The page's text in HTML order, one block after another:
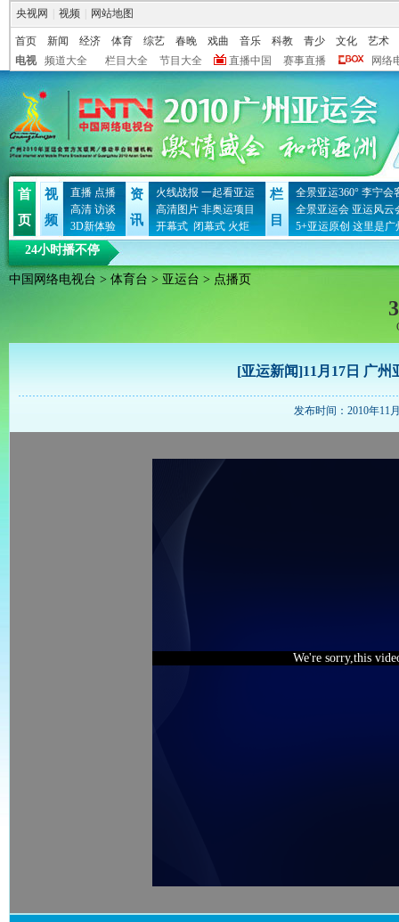
央视网 视频 网站地图
首页 新闻 经济 体育 综艺 春晚 戏曲 音乐 科教 青少 文化
艺术
电视
频道大全 栏目大全 节目大全 直播中国 赛事直播 网络
首
页
视
频
直播 点播
高清 访谈
3D新体验
资
讯
火线战报 一起看亚运
高清图片 非奥运项目
开幕式 闭幕式 火炬
栏
目
全景亚运360° 李宁会
全景亚运会 亚运风云
5+亚运原创 这里是广
24小时播不停
中国网络电视台 > 体育台 > 亚运台 > 点播页
[亚运新闻]11月17日 广州
发布时间：2010年11
We're sorry,this